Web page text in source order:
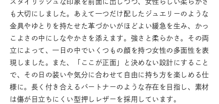
も大切にしました。あえて一つだけ配したジュエリーのような
金具やゆとりを持たせた革づかいがほどよい緩急を生み、かっ
こよさの中にしなやかさを添えます。強さと柔らかさ。その両
立によって、一日の中でいくつもの顔を持つ女性の多面性を表
現しました。また、「ここが正面」と決めない設計にすること
で、その日の装いや気分に合わせて自由に持ち方を楽しめる仕
様に。長く付き合えるパートナーのような存在を目指し、素材
は傷が目立ちにくい型押しレザーを採用しています。